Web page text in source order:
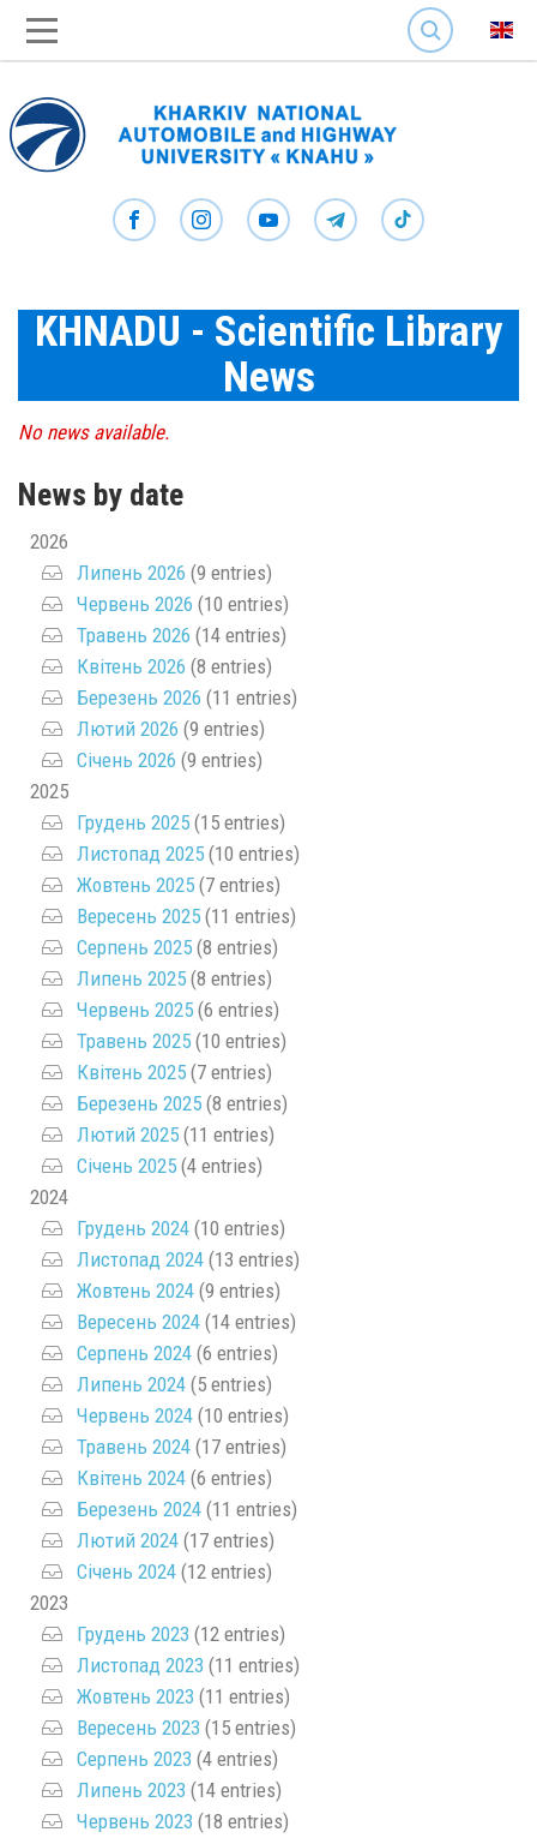
SEARCH
KHNADU - Scientific Library
News
No news available.
News by date
2026
Липень 2026 (9 entries)
Червень 2026 (10 entries)
Травень 2026 (14 entries)
Квітень 2026 (8 entries)
Березень 2026 (11 entries)
Лютий 2026 (9 entries)
Січень 2026 (9 entries)
2025
Грудень 2025 (15 entries)
Листопад 2025 (10 entries)
Жовтень 2025 (7 entries)
Вересень 2025 (11 entries)
Серпень 2025 (8 entries)
Липень 2025 (8 entries)
Червень 2025 (6 entries)
Травень 2025 (10 entries)
Квітень 2025 (7 entries)
Березень 2025 (8 entries)
Лютий 2025 (11 entries)
Січень 2025 (4 entries)
2024
Грудень 2024 (10 entries)
Листопад 2024 (13 entries)
Жовтень 2024 (9 entries)
Вересень 2024 (14 entries)
Серпень 2024 (6 entries)
Липень 2024 (5 entries)
Червень 2024 (10 entries)
Травень 2024 (17 entries)
Квітень 2024 (6 entries)
Березень 2024 (11 entries)
Лютий 2024 (17 entries)
Січень 2024 (12 entries)
2023
Грудень 2023 (12 entries)
Листопад 2023 (11 entries)
Жовтень 2023 (11 entries)
Вересень 2023 (15 entries)
Серпень 2023 (4 entries)
Липень 2023 (14 entries)
Червень 2023 (18 entries)